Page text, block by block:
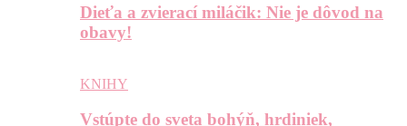
Dieťa a zvierací miláčik: Nie je dôvod na
obavy!
KNIHY
Vstúpte do sveta bohýň, hrdiniek,